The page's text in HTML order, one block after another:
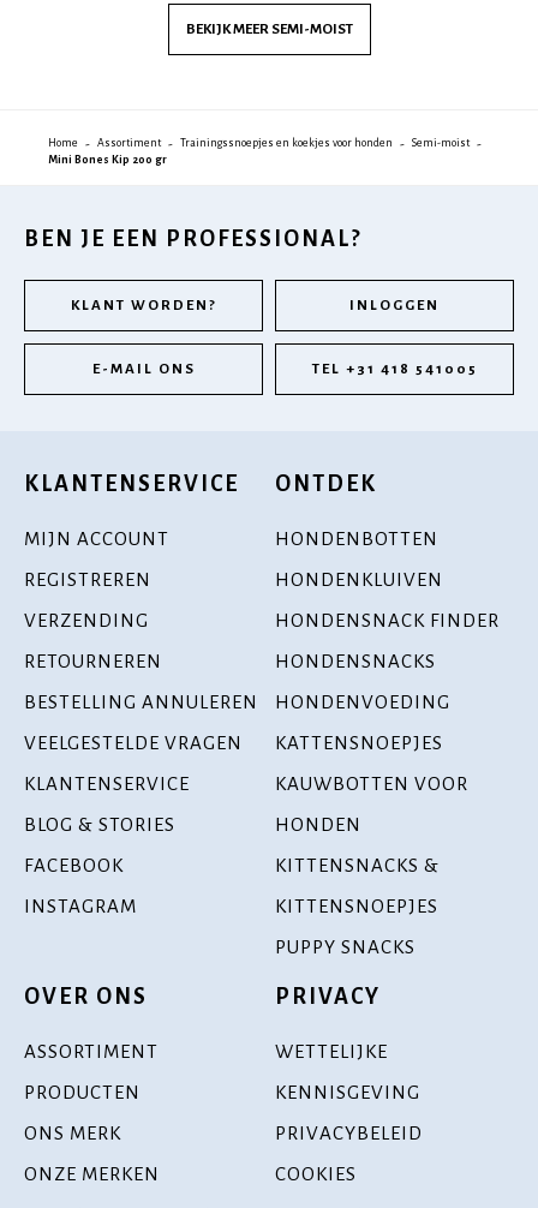
BEKIJK MEERSEMI-MOIST
Home Assortiment Trainingssnoepjes en koekjes voor honden
Semi-moist
Mini Bones Kip 200 gr
BEN JE EEN PROFESSIONAL?
KLANT WORDEN? INLOGGEN
E-MAIL ONS TEL +31 418 541005
KLANTENSERVICE
MIJN ACCOUNT
REGISTREREN
VERZENDING
RETOURNEREN
BESTELLING ANNULEREN
VEELGESTELDE VRAGEN
KLANTENSERVICE
BLOG & STORIES
FACEBOOK
INSTAGRAM
ONTDEK
HONDENBOTTEN
HONDENKLUIVEN
HONDENSNACK FINDER
HONDENSNACKS
HONDENVOEDING
KATTENSNOEPJES
KAUWBOTTEN VOOR
HONDEN
KITTENSNACKS &
KITTENSNOEPJES
PUPPY SNACKS
OVER ONS
ASSORTIMENT
PRODUCTEN
ONS MERK
ONZE MERKEN
PRIVACY
WETTELIJKE
KENNISGEVING
PRIVACYBELEID
COOKIES